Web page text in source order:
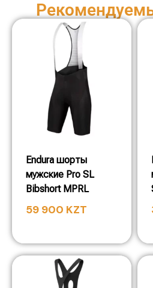
Endura шорты
мужские Pro SL
Bibshort MPRL
59 900 KZT